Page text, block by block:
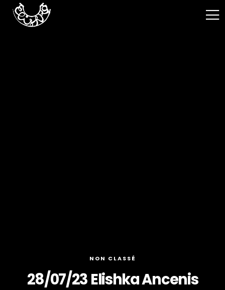
NON CLASSÉ
28/07/23 Elishka Ancenis